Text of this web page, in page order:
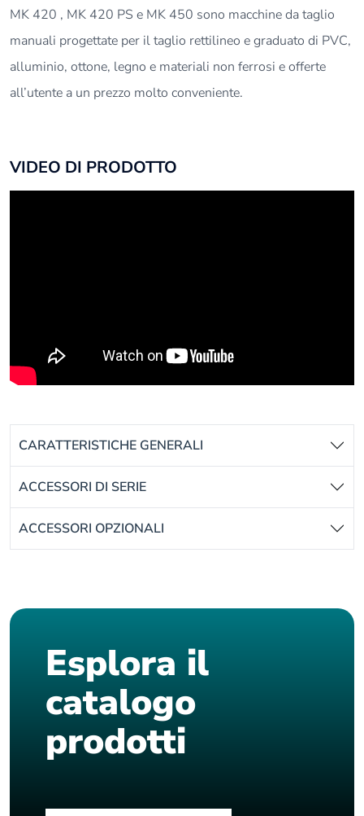
MK 420 , MK 420 PS e MK 450 sono macchine da taglio
manuali progettate per il taglio rettilineo e graduato di PVC,
alluminio, ottone, legno e materiali non ferrosi e offerte
all’utente a un prezzo molto conveniente.
VIDEO DI PRODOTTO
CARATTERISTICHE GENERALI
ACCESSORI DI SERIE
ACCESSORI OPZIONALI
Esplora il
catalogo
prodotti